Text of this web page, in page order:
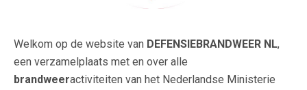
Welkom op de website van DEFENSIEBRANDWEER NL,
een verzamelplaats met en over alle
brandweeractiviteiten van het Nederlandse Ministerie